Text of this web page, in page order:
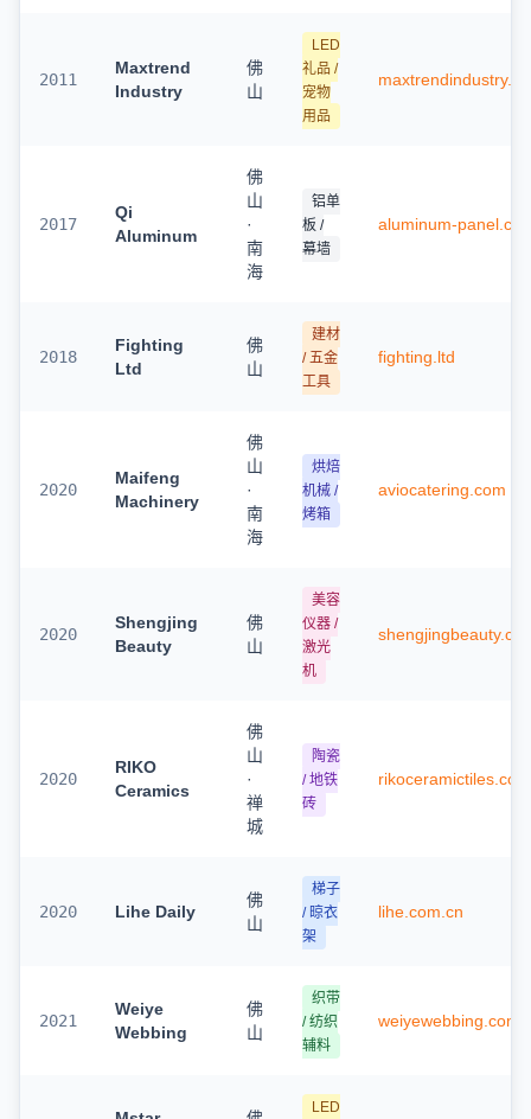
2011
Maxtrend
Industry
佛
山
LED
礼品 /
宠物
用品
2017
Qi
Aluminum
佛
山
·
南
海
铝单
板 /
幕墙
aluminum-
2018
Fighting
Ltd
佛
山
建材
/ 五金
工具
fighting.ltd
2020
Maifeng
Machinery
佛
山
·
南
海
烘焙
机械 /
烤箱
aviocatering.com
2020
Shengjing
Beauty
佛
山
美容
仪器 /
激光
机
2020
RIKO
Ceramics
佛
山
·
禅
城
陶瓷
/ 地铁
砖
rikoceramictiles.com
2020 Lihe Daily
佛
山
梯子
/ 晾衣
架
lihe.com.cn
2021
Weiye
Webbing
佛
山
织带
/ 纺织
辅料
weiyewebbing.com
LED